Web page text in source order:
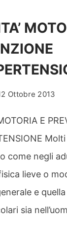
Ottobre 2013
E
come negli
lieve o
e
sia